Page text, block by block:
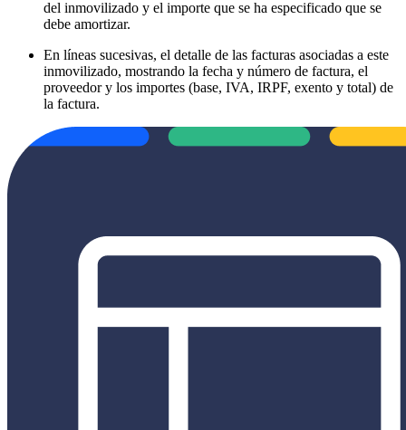
del inmovilizado y el importe que se ha especificado que se
debe amortizar.
En líneas sucesivas, el detalle de las facturas asociadas a este
inmovilizado, mostrando la fecha y número de factura, el
proveedor y los importes (base, IVA, IRPF, exento y total) de
la factura.